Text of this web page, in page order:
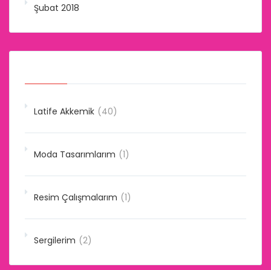
Şubat 2018
Latife Akkemik (40)
Moda Tasarımlarım (1)
Resim Çalışmalarım (1)
Sergilerim (2)